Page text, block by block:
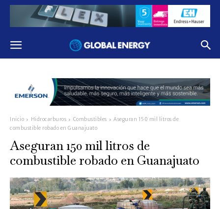
Inicio Hidrocarburos Combustibles
Aseguran 150 mil litros de
combustible robado en Guanajuato
Aseguran 150 mil litros de
combustible robado en Guanajuato